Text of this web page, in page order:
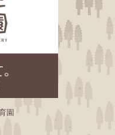
園